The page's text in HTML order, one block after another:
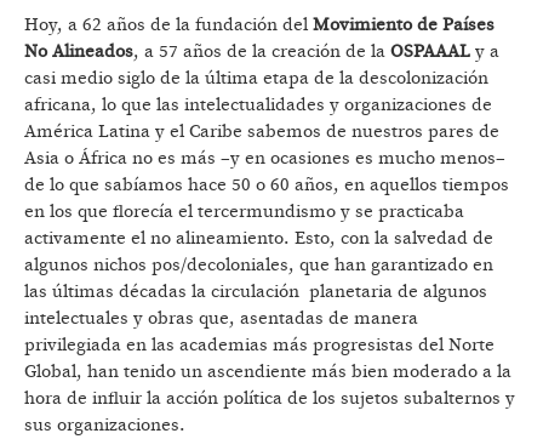
Hoy, a 62 años de la fundación del Movimiento de Países
No Alineados, a 57 años de la creación de la OSPAAAL y a
casi medio siglo de la última etapa de la descolonización
africana, lo que las intelectualidades y organizaciones de
América Latina y el Caribe sabemos de nuestros pares de
Asia o África no es más –y en ocasiones es mucho menos–
de lo que sabíamos hace 50 o 60 años, en aquellos tiempos
en los que florecía el tercermundismo y se practicaba
activamente el no alineamiento. Esto, con la salvedad de
algunos nichos pos/decoloniales, que han garantizado en
las últimas décadas la circulación planetaria de algunos
intelectuales y obras que, asentadas de manera
privilegiada en las academias más progresistas del Norte
Global, han tenido un ascendiente más bien moderado a la
hora de influir la acción política de los sujetos subalternos y
sus organizaciones.